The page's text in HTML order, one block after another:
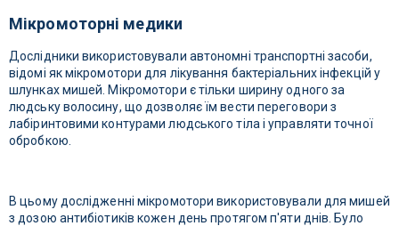
Мікромоторні медики
Дослідники використовували автономні транспортні засоби,
відомі як мікромотори для лікування бактеріальних інфекцій у
шлунках мишей. Мікромотори є тільки ширину одного за
людську волосину, що дозволяє їм вести переговори з
лабіринтовими контурами людського тіла і управляти точної
обробкою.
В цьому дослідженні мікромотори використовували для мишей
з дозою антибіотиків кожен день протягом п'яти днів. Було